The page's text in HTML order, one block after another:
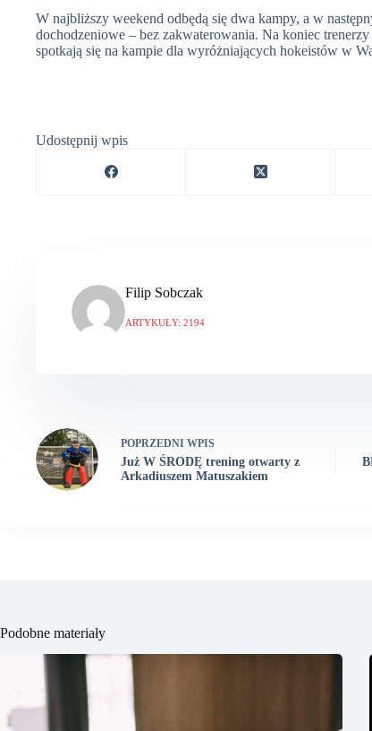
W najbliższy weekend odbędą się dwa kampy, a w
dochodzeniowe – bez zakwaterowania. Na koniec
spotkają się na kampie dla wyróżniających hokeistów w
Udostępnij wpis
Filip Sobczak
ARTYKUŁY: 2194
POPRZEDNI WPIS
Już W ŚRODĘ trening otwarty z
Arkadiuszem Matuszakiem
Podobne materiały